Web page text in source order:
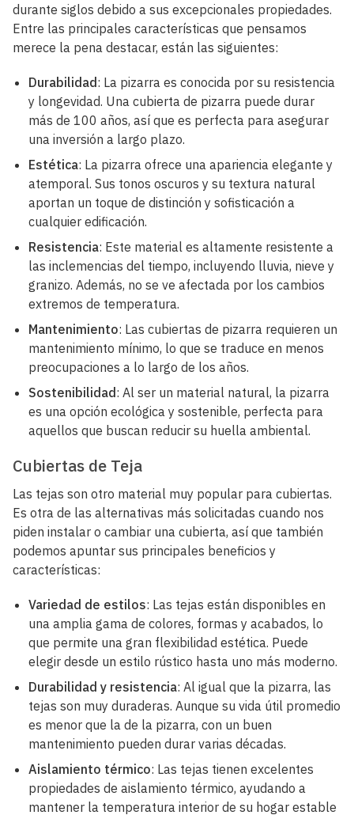
durante siglos debido a sus excepcionales propiedades.
Entre las principales características que pensamos
merece la pena destacar, están las siguientes:
Durabilidad : La pizarra es conocida por su resistencia
y longevidad. Una cubierta de pizarra puede durar
más de 100 años, así que es perfecta para asegurar
una inversión a largo plazo.
Estética: La pizarra ofrece una apariencia elegante y
atemporal. Sus tonos oscuros y su textura natural
aportan un toque de distinción y sofisticación a
cualquier edificación.
Resistencia: Este material es altamente resistente a
las inclemencias del tiempo, incluyendo lluvia, nieve y
granizo. Además, no se ve afectada por los cambios
extremos de temperatura.
Mantenimiento: Las cubiertas de pizarra requieren un
mantenimiento mínimo, lo que se traduce en menos
preocupaciones a lo largo de los años.
Sostenibilidad : Al ser un material natural, la pizarra
es una opción ecológica y sostenible, perfecta para
aquellos que buscan reducir su huella ambiental.
Cubiertas de Teja
Las tejas son otro material muy popular para cubiertas.
Es otra de las alternativas más solicitadas cuando nos
piden instalar o cambiar una cubierta, así que también
podemos apuntar sus principales beneficios y
características:
Variedad de estilos: Las tejas están disponibles en
una amplia gama de colores, formas y acabados, lo
que permite una gran flexibilidad estética. Puede
elegir desde un estilo rústico hasta uno más moderno.
Durabilidad y resistencia: Al igual que la pizarra, las
tejas son muy duraderas. Aunque su vida útil promedio
es menor que la de la pizarra, con un buen
mantenimiento pueden durar varias décadas.
Aislamiento térmico: Las tejas tienen excelentes
propiedades de aislamiento térmico, ayudando a
mantener la temperatura interior de su hogar estable